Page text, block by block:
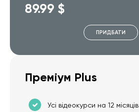
89.99 $
ПРИДБАТИ
Преміум Plus
Усі відеокурси на 12 місяців